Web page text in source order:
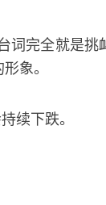
词完全就是挑
象。
续下跌。